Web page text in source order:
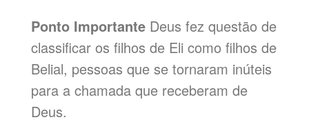
Ponto ImportanteDeus fez questão de
classificar os filhos de Eli como filhos de
Belial, pessoas que se tornaram inúteis
para a chamada que receberam de
Deus.